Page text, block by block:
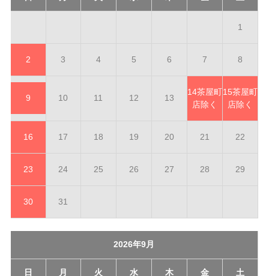
1
2 3 4 5 6 7 8
9 10 11 12 13
14茶屋町
店除く
15茶屋町
店除く
16 17 18 19 20 21 22
23 24 25 26 27 28 29
30 31
2026年9月
日 月 火 水 木 金 土